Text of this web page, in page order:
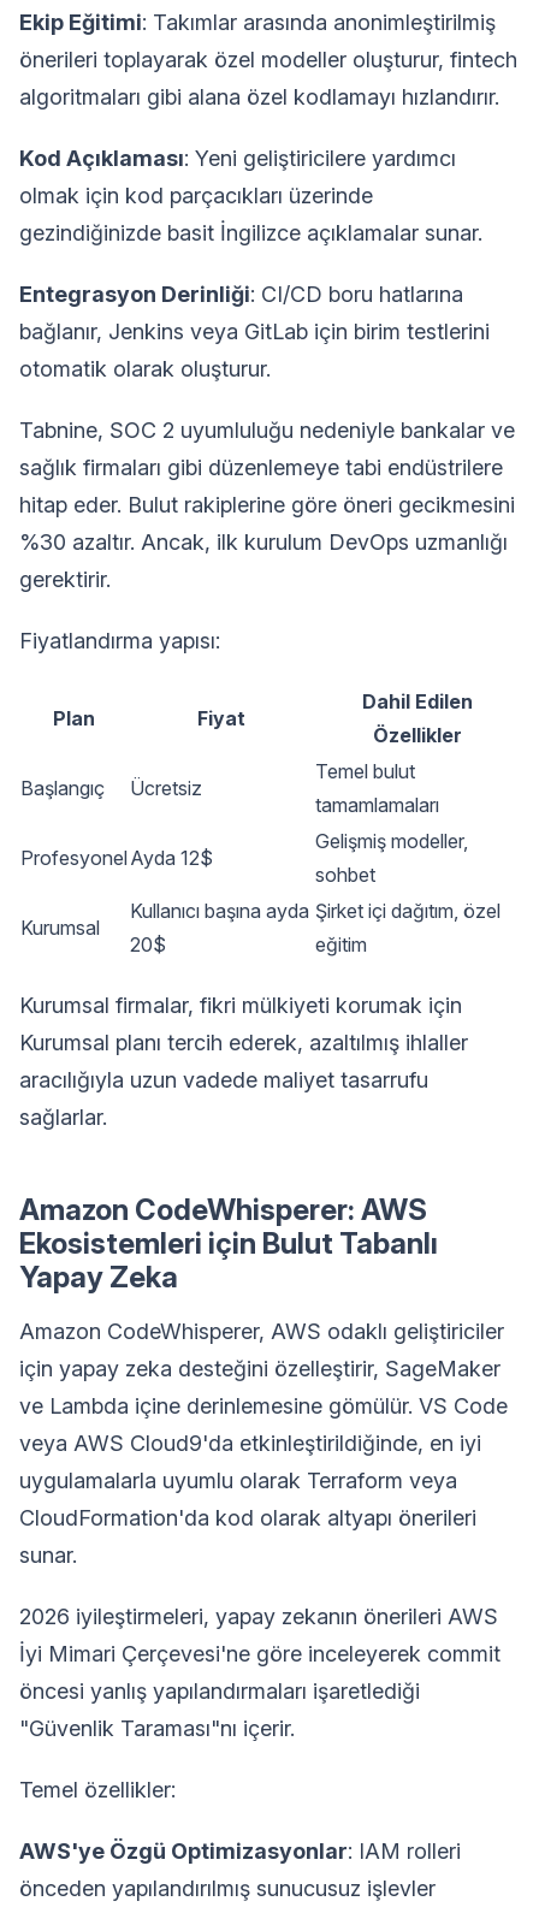
Ekip Eğitimi: Takımlar arasında anonimleştirilmiş
önerileri toplayarak özel modeller oluşturur, fintech
algoritmaları gibi alana özel kodlamayı hızlandırır.
Kod Açıklaması: Yeni geliştiricilere yardımcı
olmak için kod parçacıkları üzerinde
gezindiğinizde basit İngilizce açıklamalar sunar.
Entegrasyon Derinliği: CI/CD boru hatlarına
bağlanır, Jenkins veya GitLab için birim testlerini
otomatik olarak oluşturur.
Tabnine, SOC 2 uyumluluğu nedeniyle bankalar ve
sağlık firmaları gibi düzenlemeye tabi endüstrilere
hitap eder. Bulut rakiplerine göre öneri gecikmesini
%30 azaltır. Ancak, ilk kurulum DevOps uzmanlığı
gerektirir.
Fiyatlandırma yapısı:
Plan Fiyat
Dahil Edilen
Özellikler
Başlangıç Ücretsiz
Temel bulut
tamamlamaları
ProfesyonelAyda 12$
Gelişmiş modeller,
sohbet
Kurumsal
Kullanıcı başına ayda
20$
Şirket içi dağıtım, özel
eğitim
Kurumsal firmalar, fikri mülkiyeti korumak için
Kurumsal planı tercih ederek, azaltılmış ihlaller
aracılığıyla uzun vadede maliyet tasarrufu
sağlarlar.
Amazon CodeWhisperer: AWS
Ekosistemleri için Bulut Tabanlı
Yapay Zeka
Amazon CodeWhisperer, AWS odaklı geliştiriciler
için yapay zeka desteğini özelleştirir, SageMaker
ve Lambda içine derinlemesine gömülür. VS Code
veya AWS Cloud9'da etkinleştirildiğinde, en iyi
uygulamalarla uyumlu olarak Terraform veya
CloudFormation'da kod olarak altyapı önerileri
sunar.
2026 iyileştirmeleri, yapay zekanın önerileri AWS
İyi Mimari Çerçevesi'ne göre inceleyerek commit
öncesi yanlış yapılandırmaları işaretlediği
"Güvenlik Taraması"nı içerir.
Temel özellikler:
AWS'ye Özgü Optimizasyonlar: IAM rolleri
önceden yapılandırılmış sunucusuz işlevler